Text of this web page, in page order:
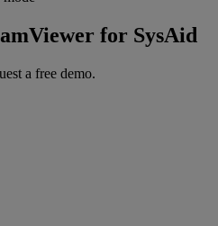
for SysAid
a free demo.